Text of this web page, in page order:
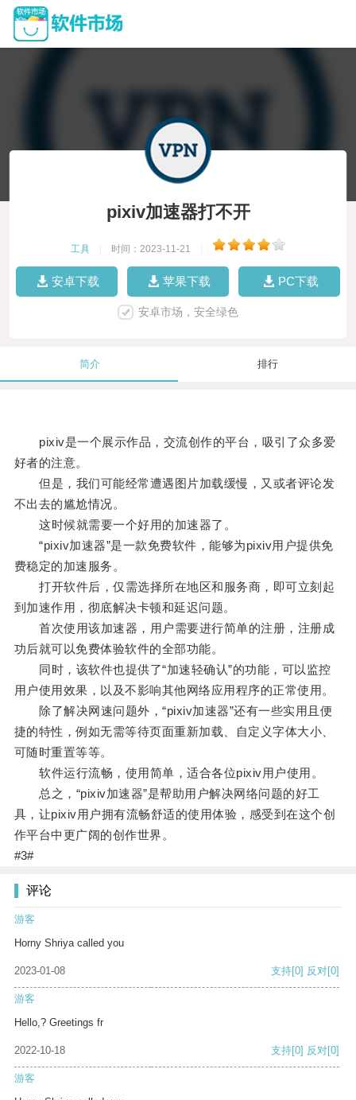
pixiv加速器打不开
工具 时间：2023-11-21
安卓下载 苹果下载 PC下载
安卓市场，安全绿色
简介 排行
pixiv是一个展示作品，交流创作的平台，吸引了众多爱
好者的注意。
但是，我们可能经常遭遇图片加载缓慢，又或者评论发
不出去的尴尬情况。
这时候就需要一个好用的加速器了。
“pixiv加速器”是一款免费软件，能够为pixiv用户提供免
费稳定的加速服务。
打开软件后，仅需选择所在地区和服务商，即可立刻起
到加速作用，彻底解决卡顿和延迟问题。
首次使用该加速器，用户需要进行简单的注册，注册成
功后就可以免费体验软件的全部功能。
同时，该软件也提供了“加速轻确认”的功能，可以监控
用户使用效果，以及不影响其他网络应用程序的正常使用。
除了解决网速问题外，“pixiv加速器”还有一些实用且便
捷的特性，例如无需等待页面重新加载、自定义字体大小、
可随时重置等等。
软件运行流畅，使用简单，适合各位pixiv用户使用。
总之，“pixiv加速器”是帮助用户解决网络问题的好工
具，让pixiv用户拥有流畅舒适的使用体验，感受到在这个创
作平台中更广阔的创作世界。
#3#
评论
游客
Horny Shriya called you
2023-01-08 支持[0] 反对[0]
游客
Hello,? Greetings fr
2022-10-18 支持[0] 反对[0]
游客